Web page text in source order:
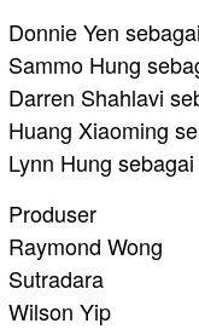
Donnie Yen
Sammo Hung
Darren Shahlavi
Huang Xiaoming
Lynn Hung
Produser
Raymond Wong
Sutradara
Wilson Yip